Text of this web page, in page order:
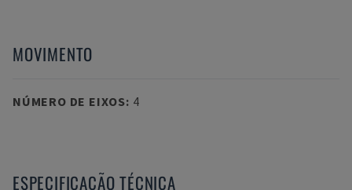
MOVIMENTO
NÚMERO DE EIXOS: 4
ESPECIFICAÇÃO TÉCNICA